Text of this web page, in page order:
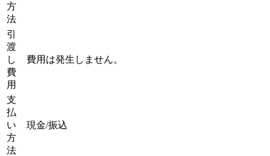
方
法
引
渡
し
費
用
費用は発生しません。
支
払
い
方
法
現金/振込